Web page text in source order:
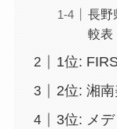
長野
較表
1位:
2位: 湘
3位: メ